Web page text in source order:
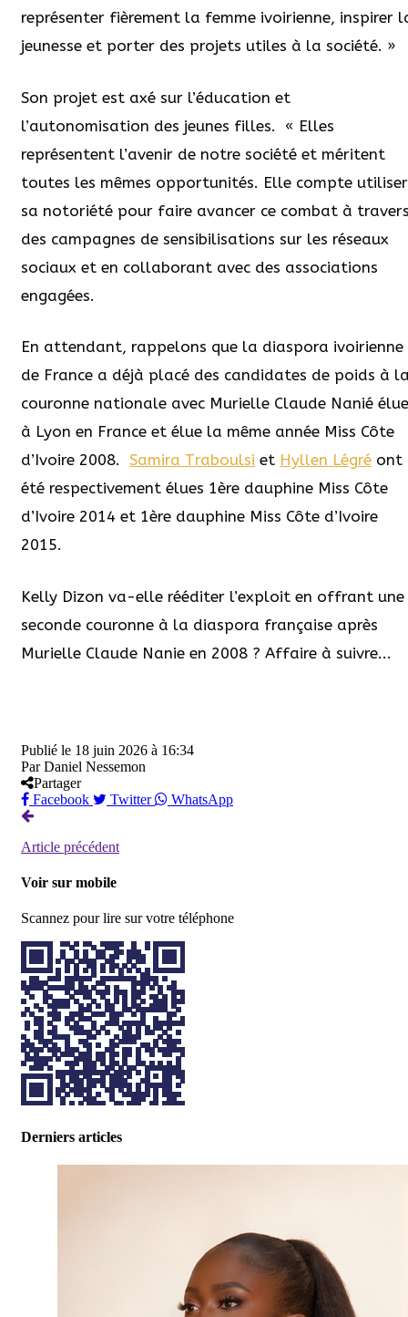
représenter fièrement la femme ivoirienne, inspirer
jeunesse et porter des projets utiles à la société. »
Son projet est axé sur l’éducation et
l’autonomisation des jeunes filles.
« Elles
représentent l’avenir de notre société et méritent
toutes les mêmes opportunités. Elle compte utiliser
sa notoriété pour faire avancer ce combat à
des campagnes de sensibilisations sur les réseaux
sociaux et en collaborant avec des associations
engagées.
En attendant, rappelons que la diaspora ivoirienne
de France a déjà placé des candidates de poids à
couronne nationale avec Murielle Claude Nanié élue
à Lyon en France et élue la même année Miss Côte
d’Ivoire 2008. Samira Traboulsi et Hyllen Légré ont
été respectivement élues 1ère dauphine Miss Côte
d’Ivoire 2014 et 1ère dauphine Miss Côte d’Ivoire
2015.
Kelly Dizon va-elle rééditer l’exploit en offrant une
seconde couronne à la diaspora française après
Murielle Claude Nanie en 2008 ? Affaire à suivre...
Publié le 18 juin 2026 à 16:34
Par Daniel Nessemon
Partager
Facebook
Twitter WhatsApp
Article précédent
Voir sur mobile
Scannez pour lire sur votre téléphone
Derniers articles